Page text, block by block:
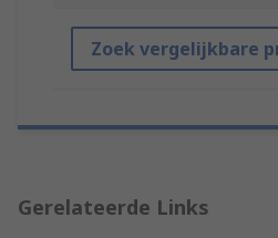
Zoek vergelijkbare
Gerelateerde Links